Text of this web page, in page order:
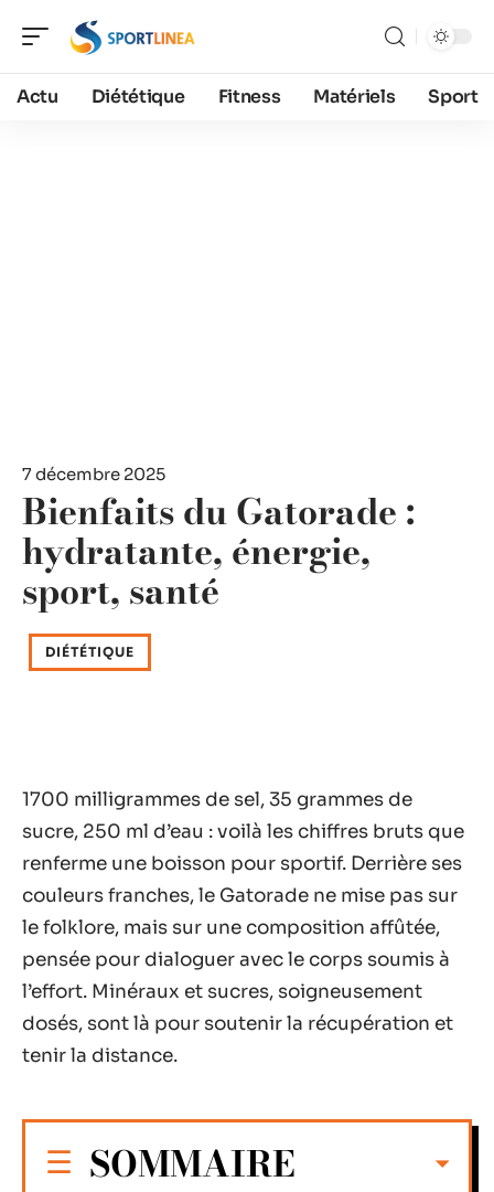
Actu Diététique Fitness Matériels Sport
7 décembre 2025
Bienfaits du Gatorade :
hydratante, énergie,
sport, santé
DIÉTÉTIQUE
1700 milligrammes de sel, 35 grammes de
sucre, 250 ml d’eau : voilà les chiffres bruts que
renferme une boisson pour sportif. Derrière ses
couleurs franches, le Gatorade ne mise pas sur
le folklore, mais sur une composition affûtée,
pensée pour dialoguer avec le corps soumis à
l’effort. Minéraux et sucres, soigneusement
dosés, sont là pour soutenir la récupération et
tenir la distance.
SOMMAIRE